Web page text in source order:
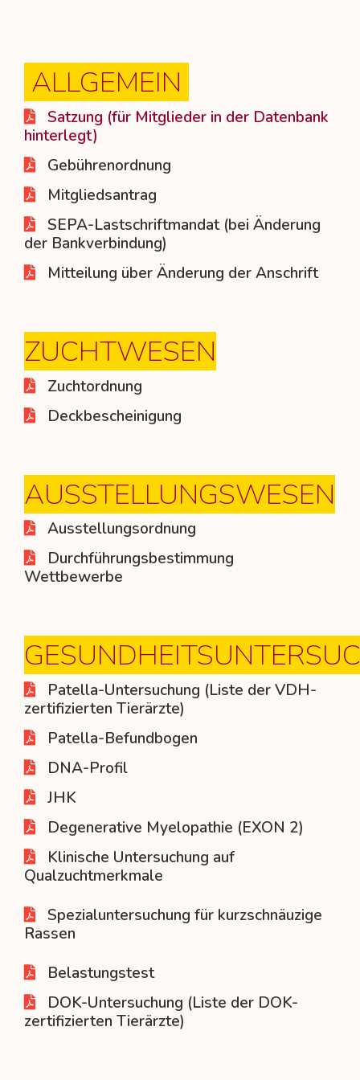
ALLGEMEIN
Satzung (für Mitglieder in der Datenbank
hinterlegt)
Gebührenordnung
Mitgliedsantrag
SEPA-Lastschriftmandat (bei Änderung
der Bankverbindung)
Mitteilung über Änderung der Anschrift
ZUCHTWESEN
Zuchtordnung
Deckbescheinigung
AUSSTELLUNGSWESEN
Ausstellungsordnung
Durchführungsbestimmung
Wettbewerbe
Patella-Untersuchung (Liste der VDH-
zertifizierten Tierärzte)
Patella-Befundbogen
DNA-Profil
JHK
Degenerative Myelopathie (EXON 2)
Klinische Untersuchung auf
Qualzuchtmerkmale
Spezialuntersuchung für kurzschnäuzige
Rassen
Belastungstest
DOK-Untersuchung (Liste der DOK-
zertifizierten Tierärzte)
Downloads
Mitglied werden
Zuchtwarte
Top Dog 1. CBD
Golden Kennel
Deckrüdenbörse
Termine Zuchtzulassung
Links
Clubsiegerschau 2019
Clubsiegerschau 2017
Clubsiegerschau 2016
World Dog Show 2017